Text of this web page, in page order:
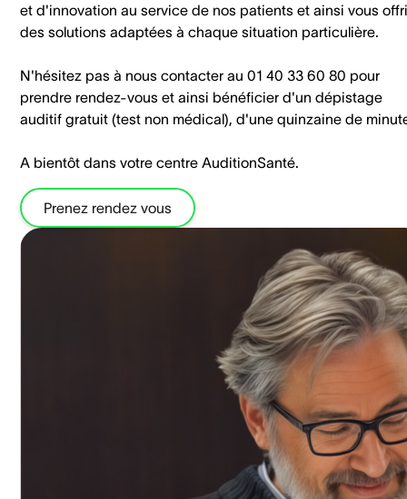
et d'innovation au service de nos patients et ainsi vous
des solutions adaptées à chaque situation particulière.
N'hésitez pas à nous contacter au 01 40 33 60 80 pour
prendre rendez-vous et ainsi bénéficier d'un dépistage
auditif gratuit (test non médical), d'une quinzaine de
A bientôt dans votre centre AuditionSanté.
Prenez rendez vous